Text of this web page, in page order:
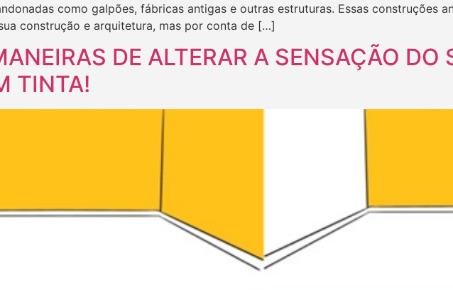
como galpões, fábricas antigas e outras estruturas. Essas construções
construção e arquitetura, mas por conta de […]
DE ALTERAR A SENSAÇÃO DO
TINTA!